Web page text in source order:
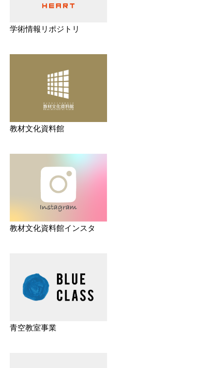
学術情報リポジトリ
教材文化資料館
教材文化資料館インスタ
青空教室事業